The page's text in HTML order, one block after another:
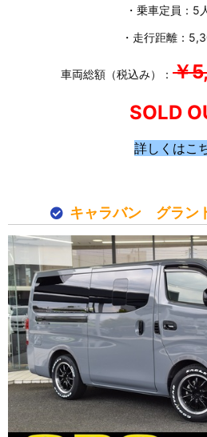
・乗車定員：5
・走行距離：
車両総額（税込み）： ￥
SOLD
詳しくはこ
キャラバン グラン